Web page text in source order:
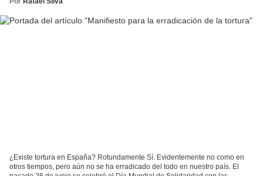
¿Existe tortura en España? Rotundamente Sí. Evidentemente no como en
otros tiempos, pero aún no se ha erradicado del todo en nuestro país. El